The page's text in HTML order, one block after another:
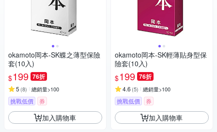
okamoto岡本-SK蝶之薄型保險
套(10入)
$199 76折
5 (8) 總銷量>100
挑戰低價 券
加入購物車
okamoto岡本-SK輕薄貼身型保
險套(10入)
$199 76折
4.6 (5) 總銷量>100
挑戰低價 券
加入購物車